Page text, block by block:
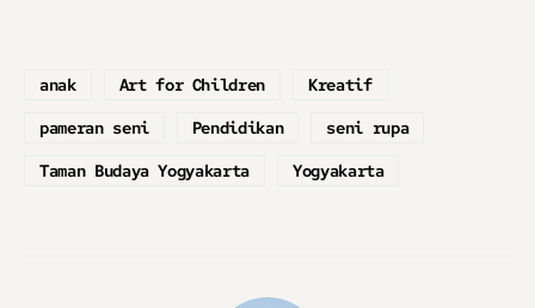
anak Art for Children
Kreatif
pameran seni
Pendidikan
seni rupa
Taman Budaya Yogyakarta
Yogyakarta